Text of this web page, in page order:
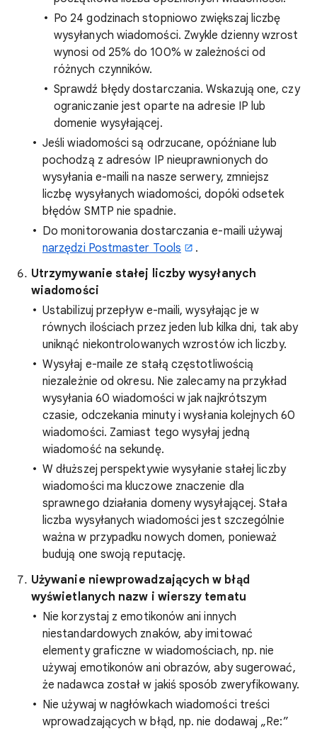
Po 24 godzinach stopniowo zwiększaj liczbę
wysyłanych wiadomości. Zwykle dzienny wzrost
wynosi od 25% do 100% w zależności od
różnych czynników.
Sprawdź błędy dostarczania. Wskazują one, czy
ograniczanie jest oparte na adresie IP lub
domenie wysyłającej.
Jeśli wiadomości są odrzucane, opóźniane lub
pochodzą z adresów IP nieuprawnionych do
wysyłania e-maili na nasze serwery, zmniejsz
liczbę wysyłanych wiadomości, dopóki odsetek
błędów SMTP nie spadnie.
Do monitorowania dostarczania e-maili używaj
narzędzi Postmaster Tools
.
Utrzymywanie stałej liczby wysyłanych
wiadomości
Ustabilizuj przepływ e-maili, wysyłając je w
równych ilościach przez jeden lub kilka dni, tak aby
uniknąć niekontrolowanych wzrostów ich liczby.
Wysyłaj e-maile ze stałą częstotliwością
niezależnie od okresu. Nie zalecamy na przykład
wysyłania 60 wiadomości w jak najkrótszym
czasie, odczekania minuty i wysłania kolejnych 60
wiadomości. Zamiast tego wysyłaj jedną
wiadomość na sekundę.
W dłuższej perspektywie wysyłanie stałej liczby
wiadomości ma kluczowe znaczenie dla
sprawnego działania domeny wysyłającej. Stała
liczba wysyłanych wiadomości jest szczególnie
ważna w przypadku nowych domen, ponieważ
budują one swoją reputację.
Używanie niewprowadzających w błąd
wyświetlanych nazw i wierszy tematu
Nie korzystaj z emotikonów ani innych
niestandardowych znaków, aby imitować
elementy graficzne w wiadomościach, np. nie
używaj emotikonów ani obrazów, aby sugerować,
że nadawca został w jakiś sposób zweryfikowany.
Nie używaj w nagłówkach wiadomości treści
wprowadzających w błąd, np. nie dodawaj „Re:”